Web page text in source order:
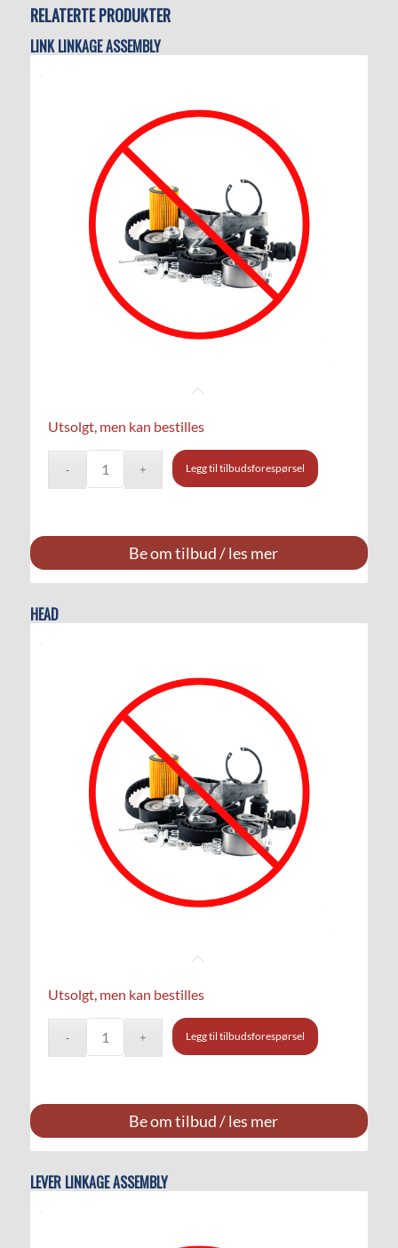
RELATERTE PRODUKTER
LINK LINKAGE ASSEMBLY
Utsolgt, men kan bestilles
Legg til tilbudsforespørsel
Be om tilbud / les mer
HEAD
Utsolgt, men kan bestilles
Legg til tilbudsforespørsel
Be om tilbud / les mer
LEVER LINKAGE ASSEMBLY